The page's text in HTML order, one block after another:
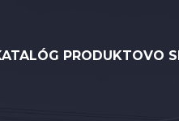
PRODUKTOVO